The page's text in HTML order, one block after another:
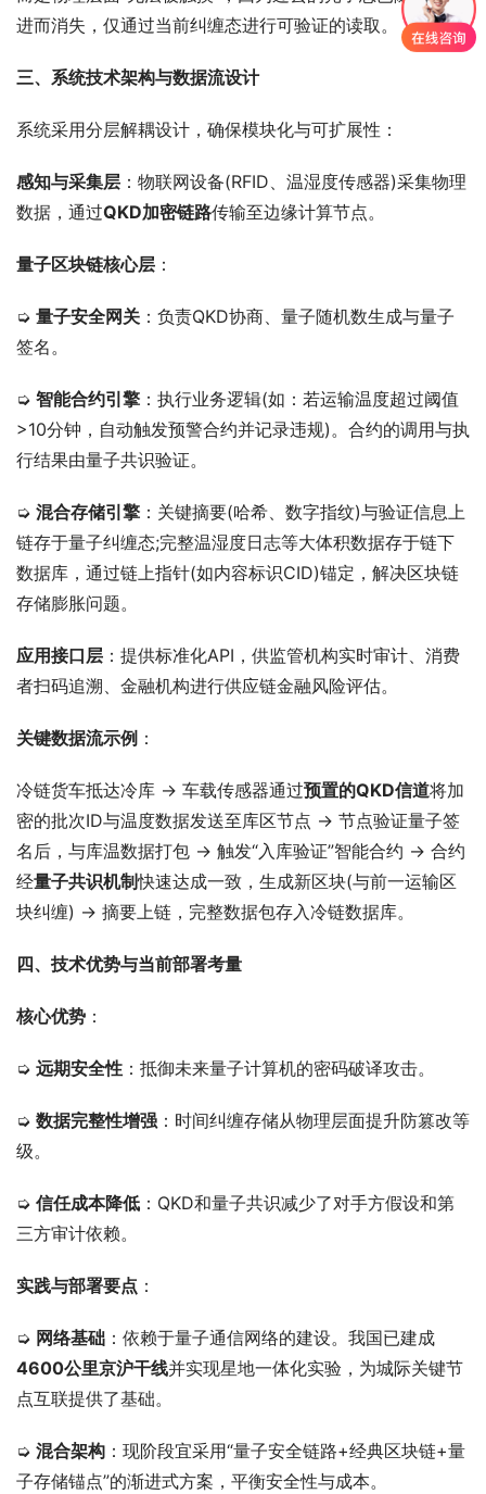
进而消失，仅通过当前纠缠态进行可验证的读取。
三、系统技术架构与数据流设计
系统采用分层解耦设计，确保模块化与可扩展性：
感知与采集层 ：物联网设备(RFID、温湿度传感器)采集物理
数据，通过QKD加密链路传输至边缘计算节点。
量子区块链核心层 ：
➭ 量子安全网关 ：负责QKD协商、量子随机数生成与量子
签名。
➭ 智能合约引擎 ：执行业务逻辑(如：若运输温度超过阈值
>10分钟，自动触发预警合约并记录违规)。合约的调用与执
行结果由量子共识验证。
➭ 混合存储引擎 ：关键摘要(哈希、数字指纹)与验证信息上
链存于量子纠缠态;完整温湿度日志等大体积数据存于链下
数据库，通过链上指针(如内容标识CID)锚定，解决区块链
存储膨胀问题。
应用接口层 ：提供标准化API，供监管机构实时审计、消费
者扫码追溯、金融机构进行供应链金融风险评估。
关键数据流示例 ：
冷链货车抵达冷库 → 车载传感器通过预置的QKD信道将加
密的批次ID与温度数据发送至库区节点 → 节点验证量子签
名后，与库温数据打包 → 触发“入库验证”智能合约 → 合约
经量子共识机制快速达成一致，生成新区块(与前一运输区
块纠缠) → 摘要上链，完整数据包存入冷链数据库。
四、技术优势与当前部署考量
核心优势 ：
➭ 远期安全性 ：抵御未来量子计算机的密码破译攻击。
➭ 数据完整性增强 ：时间纠缠存储从物理层面提升防篡改等
级。
➭ 信任成本降低 ：QKD和量子共识减少了对手方假设和第
三方审计依赖。
实践与部署要点 ：
➭ 网络基础 ：依赖于量子通信网络的建设。我国已建成
4600公里京沪干线并实现星地一体化实验，为城际关键节
点互联提供了基础。
➭ 混合架构 ：现阶段宜采用“量子安全链路+经典区块链+量
子存储锚点”的渐进式方案，平衡安全性与成本。